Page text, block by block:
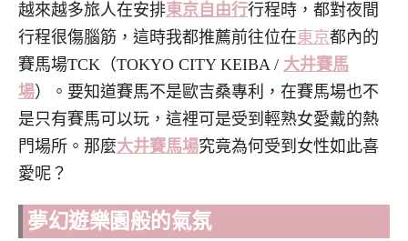
越來越多旅人在安排東京自由行行程時，都對夜間
行程很傷腦筋，這時我都推薦前往位在東京都內的
賽馬場TCK（TOKYO CITY KEIBA / 大井賽馬
場）。要知道賽馬不是歐吉桑專利，在賽馬場也不
是只有賽馬可以玩，這裡可是受到輕熟女愛戴的熱
門場所。那麼大井賽馬場究竟為何受到女性如此喜
愛呢？
夢幻遊樂園般的氣氛